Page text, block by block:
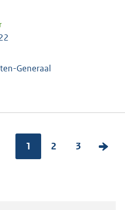
Generaal
1 2 3
V